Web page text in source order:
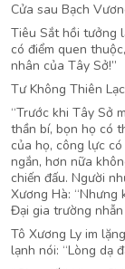
Cửa sau Bạch
Tiêu Sắt hồi tưởng
có điểm quen
nhân của Tây Sở!”
Tư Không Thiên
“Trước khi Tây Sở
thần bí, bọn họ có
của họ, công lực
ngắn, hơn nữa
chiến đấu. Người
Xương Hà: “Nhưng
Đại gia trường
Tô Xương Ly im
lạnh nói: “Lòng dạ